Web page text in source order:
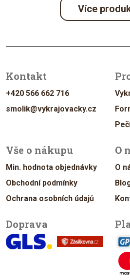
Více
Kontakt
+420 566 662 716
smolik@vykrajovacky.cz
Vše o nákupu
Min. hodnota objednávky
Obchodní podmínky
Ochrana osobních údajů
O
O
Doprava